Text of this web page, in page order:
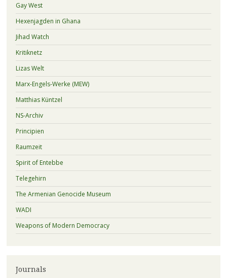
Gay West
Hexenjagden in Ghana
Jihad Watch
Kritiknetz
Lizas Welt
Marx-Engels-Werke (MEW)
Matthias Küntzel
NS-Archiv
Principien
Raumzeit
Spirit of Entebbe
Telegehirn
The Armenian Genocide Museum
WADI
Weapons of Modern Democracy
Journals